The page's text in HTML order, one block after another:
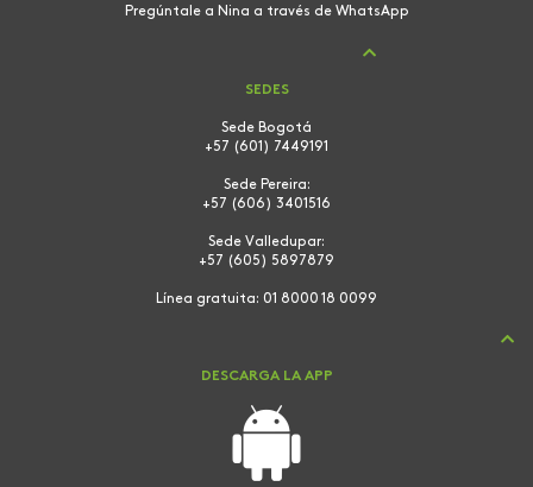
Pregúntale a Nina a través de WhatsApp
SEDES
Sede Bogotá
+57 (601) 7449191
Sede Pereira:
+57 (606) 3401516
Sede Valledupar:
+57 (605) 5897879
Línea gratuita: 01 8000 18 0099
DESCARGA LA APP